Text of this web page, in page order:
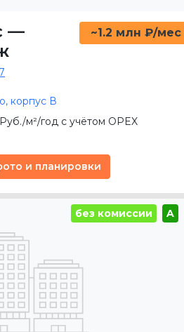
—
~1.2 млн ₽/мес
корпус В
м²/год с учётом OPEX
и планировки
без комиссии A